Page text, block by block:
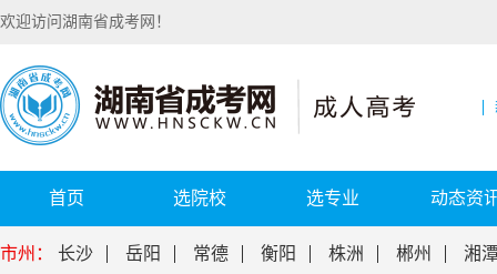
欢迎访问湖南省成考网！
首页 选院校 选专业 动态资
市州： 长沙 岳阳 常德 衡阳 株洲 郴州 湘